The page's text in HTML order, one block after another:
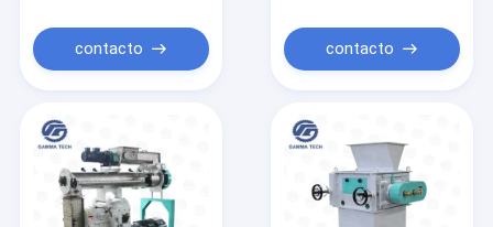
produtos
Quem Somos
contacto contacto